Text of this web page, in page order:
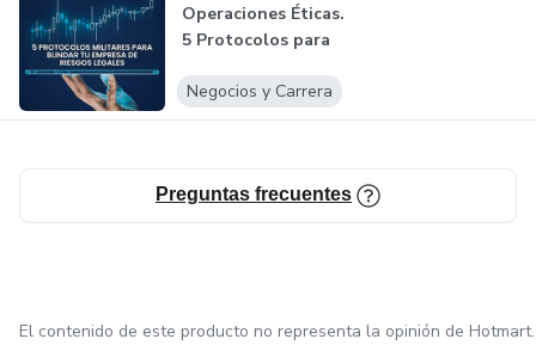
Operaciones Éticas.
5 Protocolos para
Negocios y Carrera
Preguntas frecuentes
El contenido de este producto no representa la opinión de Hotmart.